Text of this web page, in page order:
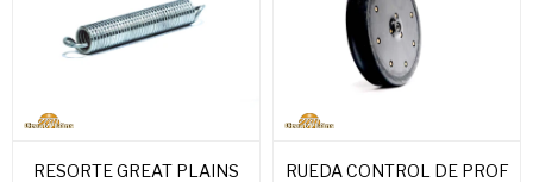
RESORTE GREAT PLAINS
RUEDA CONTROL DE PROF